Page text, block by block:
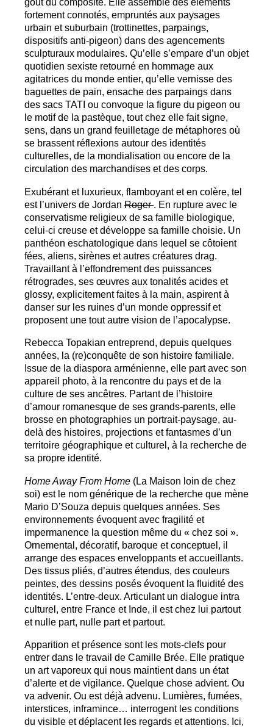
fortement connotés, empruntés aux paysages
urbain et suburbain (trottinettes, parpaings,
dispositifs anti-pigeon) dans des agencements
sculpturaux modulaires. Qu’elle s’empare d’un objet
quotidien sexiste retourné en hommage aux
agitatrices du monde entier, qu’elle vernisse des
baguettes de pain, ensache des parpaings dans
des sacs TATI ou convoque la figure du pigeon ou
le motif de la pastèque, tout chez elle fait signe,
sens, dans un grand feuilletage de métaphores où
se brassent réflexions autour des identités
culturelles, de la mondialisation ou encore de la
circulation des marchandises et des corps.
Exubérant et luxurieux, flamboyant et en colère, tel
est l’univers de Jordan Roger. En rupture avec le
conservatisme religieux de sa famille biologique,
celui-ci creuse et développe sa famille choisie. Un
panthéon eschatologique dans lequel se côtoient
fées, aliens, sirènes et autres créatures drag.
Travaillant à l’effondrement des puissances
rétrogrades, ses œuvres aux tonalités acides et
glossy, explicitement faites à la main, aspirent à
danser sur les ruines d’un monde oppressif et
proposent une tout autre vision de l’apocalypse.
Rebecca Topakian entreprend, depuis quelques
années, la (re)conquête de son histoire familiale.
Issue de la diaspora arménienne, elle part avec son
appareil photo, à la rencontre du pays et de la
culture de ses ancêtres. Partant de l’histoire
d’amour romanesque de ses grands-parents, elle
brosse en photographies un portrait-paysage, au-
delà des histoires, projections et fantasmes d’un
territoire géographique et culturel, à la recherche de
sa propre identité.
Home Away From Home (La Maison loin de chez
soi) est le nom générique de la recherche que mène
Mario D’Souza depuis quelques années. Ses
environnements évoquent avec fragilité et
impermanence la question même du « chez soi ».
Ornemental, décoratif, baroque et conceptuel, il
arrange des espaces enveloppants et accueillants.
Des tissus pliés, d’autres étendus, des couleurs
peintes, des dessins posés évoquent la fluidité des
identités. L’entre-deux. Articulant un dialogue intra
culturel, entre France et Inde, il est chez lui partout
et nulle part, nulle part et partout.
Apparition et présence sont les mots-clefs pour
entrer dans le travail de Camille Brée. Elle pratique
un art vaporeux qui nous maintient dans un état
d’alerte et de vigilance. Quelque chose advient. Ou
va advenir. Ou est déjà advenu. Lumières, fumées,
interstices, inframince… interrogent les conditions
du visible et déplacent les regards et attentions. Ici,